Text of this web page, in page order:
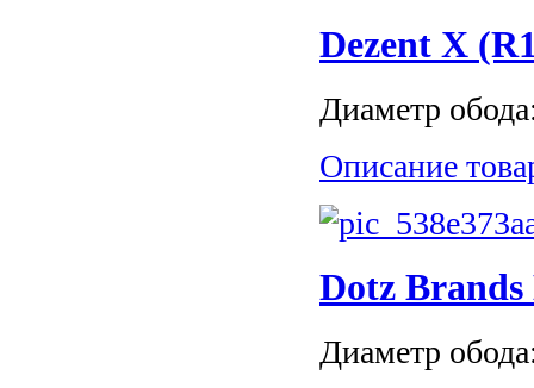
Dezent X
Диаметр
Описание
Dotz Brands
Диаметр